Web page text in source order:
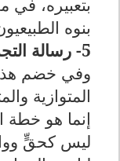
بنوه
5- رسالة التجديد
وفي خضم هذه
المتوازية
إنما هو خطة
ليس كحقٍّ